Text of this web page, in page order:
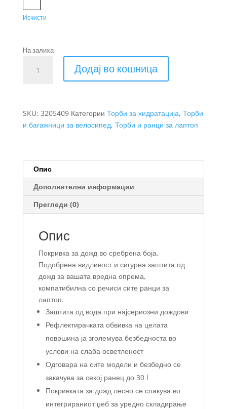
Исчисти
На залиха
backpack
Додај во кошница
SKU: 3205409 Категории Торби за хидратација, Торби
и багажници за велосипед, Торби и ранци за лаптоп
Опис
Дополнителни информации
Прегледи (0)
Опис
Покривка за дожд во сребрена боја.
Подобрена видливост и сигурна заштита од
дожд за вашата вредна опрема,
компатибилна со речиси сите ранци за
лаптоп.
Заштита од вода при најсериозни дождови
Рефлектирачката обвивка на целата
површина ја зголемува безбедноста во
услови на слаба осветленост
Одговара на сите модели и безбедно се
закачува за секој ранец до 30 l
Покривката за дожд лесно се спакува во
интегрираниот џеб за уредно складирање